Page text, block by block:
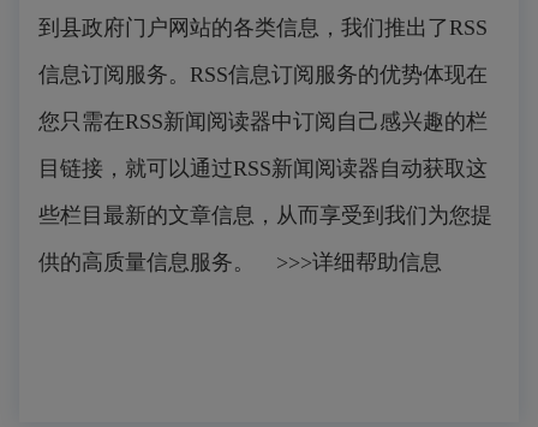
到县政府门户网站的各类信息，我们推出了RSS
信息订阅服务。RSS信息订阅服务的优势体现在
您只需在RSS新闻阅读器中订阅自己感兴趣的栏
目链接，就可以通过RSS新闻阅读器自动获取这
些栏目最新的文章信息，从而享受到我们为您提
供的高质量信息服务。 >>>详细帮助信息